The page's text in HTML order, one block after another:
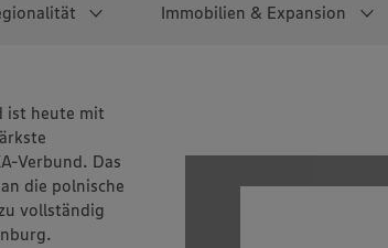
Immobilien & Expansion
Unser Einzelhandel
EDEKA Center
EDEKA
NP
Nachhaltiges
Marktkonzept "Auf
ZukunftsWegen"
Kooperationen &
Sponsoring
Bau –
Gebäudemanagement
– Ladenbau
Fachkräfte
Pressekontakte
ist heute mit
Verbund. Das
die polnische
vollständig